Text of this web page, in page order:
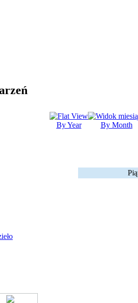
By Year By Month